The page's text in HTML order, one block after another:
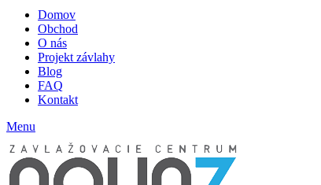
Domov
Obchod
O nás
Projekt závlahy
Blog
FAQ
Kontakt
Menu